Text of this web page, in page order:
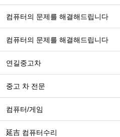
컴퓨터의 문제를 해결해드립니다
컴퓨터의 문제를 해결해드립니다
연길중고차
중고 차 전문
컴퓨터/게임
延吉 컴퓨터수리